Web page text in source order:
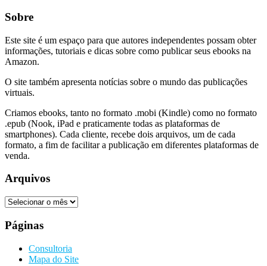
Sobre
Este site é um espaço para que autores independentes possam obter
informações, tutoriais e dicas sobre como publicar seus ebooks na
Amazon.
O site também apresenta notícias sobre o mundo das publicações
virtuais.
Criamos ebooks, tanto no formato .mobi (Kindle) como no formato
.epub (Nook, iPad e praticamente todas as plataformas de
smartphones). Cada cliente, recebe dois arquivos, um de cada
formato, a fim de facilitar a publicação em diferentes plataformas de
venda.
Arquivos
Arquivos
Páginas
Consultoria
Mapa do Site